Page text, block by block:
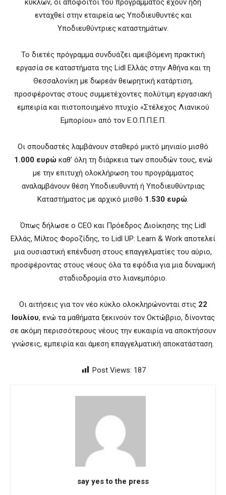
κύκλων, οι απόφοιτοι του προγράμματος έχουν ήδη
ενταχθεί στην εταιρεία ως Υποδιευθυντές και
Υποδιευθύντριες καταστημάτων.
Το διετές πρόγραμμα συνδυάζει αμειβόμενη πρακτική
εργασία σε καταστήματα της Lidl Ελλάς στην Αθήνα και τη
Θεσσαλονίκη με δωρεάν θεωρητική κατάρτιση,
προσφέροντας στους συμμετέχοντες πολύτιμη εργασιακή
εμπειρία και πιστοποιημένο πτυχίο «Στέλεχος Λιανικού
Εμπορίου» από τον Ε.Ο.Π.Π.Ε.Π.
Οι σπουδαστές λαμβάνουν σταθερό μικτό μηνιαίο μισθό
1.000 ευρώ καθ’ όλη τη διάρκεια των σπουδών τους, ενώ
με την επιτυχή ολοκλήρωση του προγράμματος
αναλαμβάνουν θέση Υποδιευθυντή ή Υποδιευθύντριας
Καταστήματος με αρχικό μισθό 1.530 ευρώ.
Όπως δήλωσε ο CEO και Πρόεδρος Διοίκησης της Lidl
Ελλάς, Μίλτος Φοροζίδης, το Lidl UP: Learn & Work αποτελεί
μια ουσιαστική επένδυση στους επαγγελματίες του αύριο,
προσφέροντας στους νέους όλα τα εφόδια για μια δυναμική
σταδιοδρομία στο λιανεμπόριο.
Οι αιτήσεις για τον νέο κύκλο ολοκληρώνονται στις 22
Ιουλίου, ενώ τα μαθήματα ξεκινούν τον Οκτώβριο, δίνοντας
σε ακόμη περισσότερους νέους την ευκαιρία να αποκτήσουν
γνώσεις, εμπειρία και άμεση επαγγελματική αποκατάσταση.
Post Views: 187
say yes to the press